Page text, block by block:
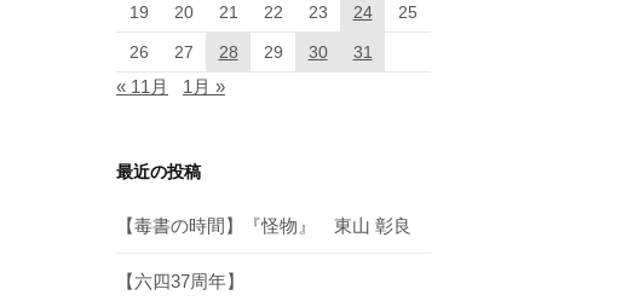
19 20 21 22 23 24 25
26 27 28 29 30 31
« 11月 1月 »
最近の投稿
【毒書の時間】『怪物』 東山 彰良
【六四37周年】